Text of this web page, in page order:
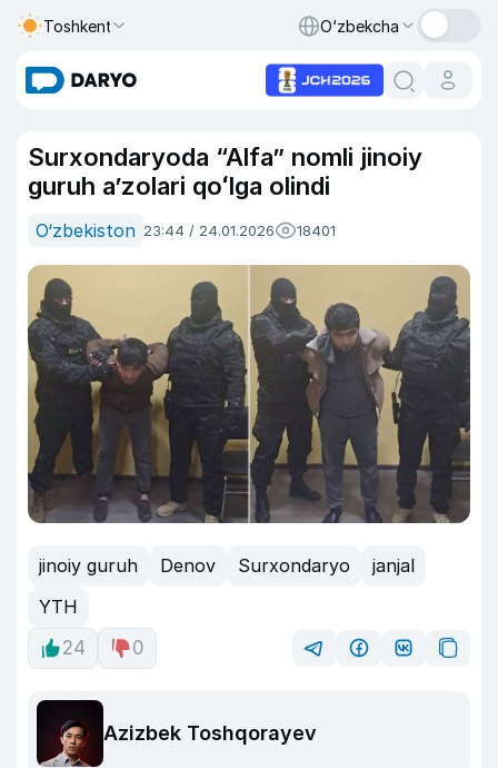
Toshkent O‘zbekcha
Surxondaryoda “Alfa” nomli jinoiy
guruh aʼzolari qoʻlga olindi
O‘zbekiston 23:44 / 24.01.2026 18401
jinoiy guruh Denov Surxondaryo
janjal
YTH
24
0
Azizbek Toshqorayev